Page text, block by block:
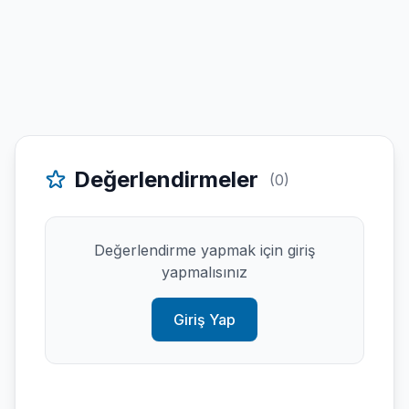
Değerlendirmeler (0)
Değerlendirme yapmak için giriş
yapmalısınız
Giriş Yap